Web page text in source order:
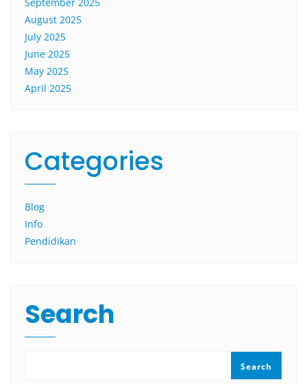
August 2025
July 2025
June 2025
May 2025
April 2025
Categories
Blog
Info
Pendidikan
Search
Search